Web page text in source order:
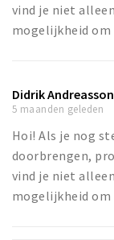
vind je niet
mogelijkheid om
Didrik Andreasson
5 maanden geleden
Hoi! Als je nog
doorbrengen,
vind je niet
mogelijkheid om